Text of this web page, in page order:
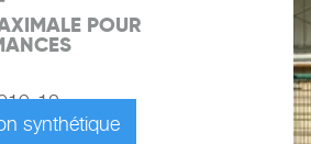
synthétique
POUR
12